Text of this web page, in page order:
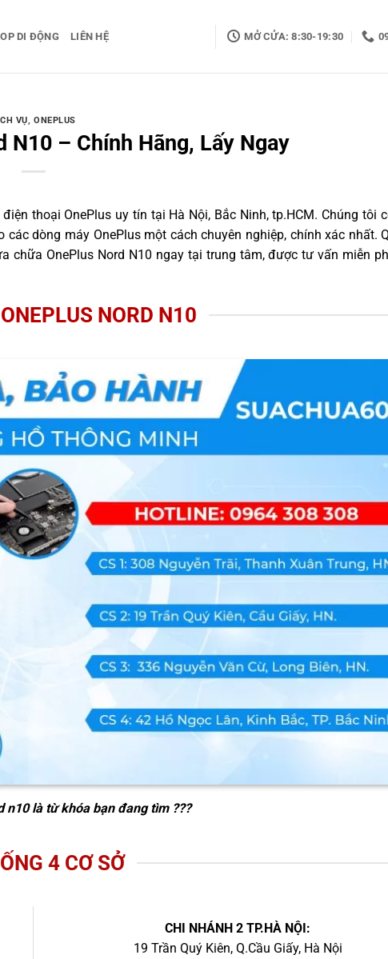
DI ĐỘNG LIÊN HỆ MỞ CỬA: 8:30-19:30
VỤ,ONEPLUS
N10 – Chính Hãng, Lấy Ngay
thoại OnePlus uy tín tại Hà Nội, Bắc Ninh, tp.HCM. Chúng tôi
dòng máy OnePlus một cách chuyên nghiệp, chính xác nhất.
chữa OnePlus Nord N10 ngay tại trung tâm, được tư vấn miễn
NORD N10
n10là từ khóa bạn đang tìm ???
4 CƠ SỞ
CHI NHÁNH 2 TP.HÀ NỘI:
19 Trần Quý Kiên, Q.Cầu Giấy, Hà Nội